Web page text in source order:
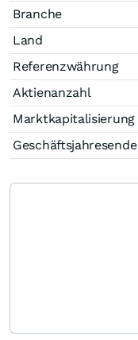
Branche
Land
Referenzwährung
Aktienanzahl
Marktkapitalisierung
Geschäftsjahresende